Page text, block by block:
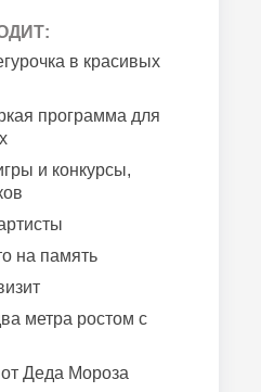
в красивых
программа для
и конкурсы,
на память
метра ростом с
Деда Мороза